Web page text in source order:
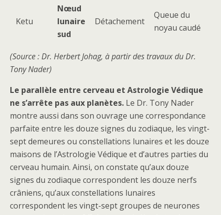
Ketu
Nœud
lunaire
sud
Détachement
Queue du
noyau caudé
(Source : Dr. Herbert Johag, à partir des travaux du Dr.
Tony Nader)
Le parallèle entre cerveau et Astrologie Védique
ne s’arrête pas aux planètes. Le Dr. Tony Nader
montre aussi dans son ouvrage une correspondance
parfaite entre les douze signes du zodiaque, les vingt-
sept demeures ou constellations lunaires et les douze
maisons de l’Astrologie Védique et d’autres parties du
cerveau humain. Ainsi, on constate qu’aux douze
signes du zodiaque correspondent les douze nerfs
crâniens, qu’aux constellations lunaires
correspondent les vingt-sept groupes de neurones